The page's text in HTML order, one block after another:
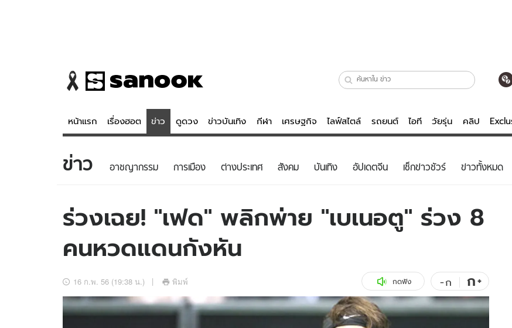
หน้าแรก เรื่องฮอต ข่าว ดูดวง ข่าวบันเทิง กีฬา เศรษฐกิจ ไลฟ์สไตล์ รถยนต์ ไอที วัยรุ่น คลิป
ข่าว
ข่าวบันเทิง
ข่าวกีฬา
ข่าวเศรษฐกิจ
อัปเดตจีน
เช็กข่าวชัวร์
ดูดวง - ตรวจหวย
สถิติหวยไทย
หวยลาว
ไลฟ์สไตล์
วัยรุ่น
สุขภาพ
เที่ยว-กิน
Tasteful Thailand
บันเทิง
เกมส์
ดูทีวี
WeTV
ข่าว อาชญากรรม การเมือง ต่างประเทศ สังคม บันเทิง อัปเดตจีน เช็กข่าวชัวร์ ข่าวทั้งหมด
ร่วงเฉย! "เฟด" พลิกพ่าย "เบเนอตู" ร่วง 8
คนหวดแดนกังหัน
16 ก.พ. 56 (19:38 น.) พิมพ์ กดฟัง -ก ก+